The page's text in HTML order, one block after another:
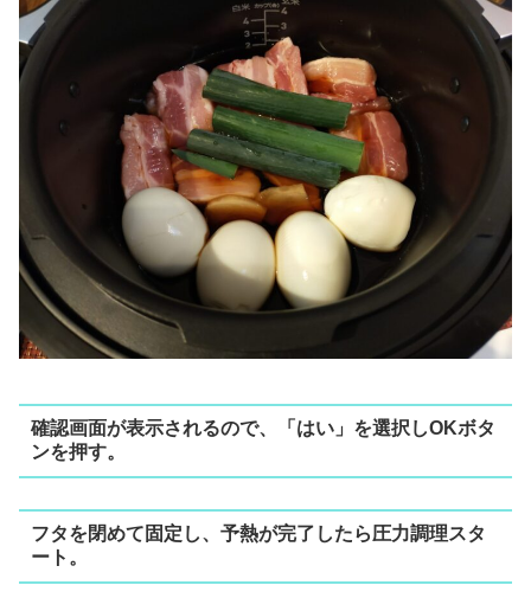
確認画面が表示されるので、「はい」を選択しOKボタ
ンを押す。
フタを閉めて固定し、予熱が完了したら圧力調理スタ
ート。